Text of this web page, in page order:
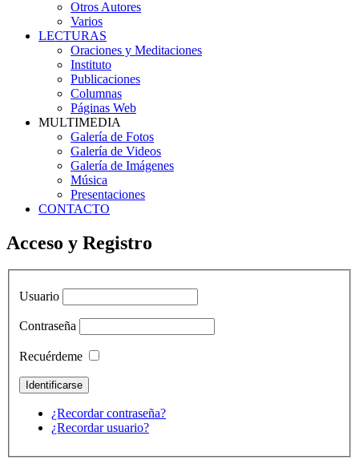
Otros Autores
Varios
LECTURAS
Oraciones y Meditaciones
Instituto
Publicaciones
Columnas
Páginas Web
MULTIMEDIA
Galería de Fotos
Galería de Videos
Galería de Imágenes
Música
Presentaciones
CONTACTO
Acceso y Registro
Usuario
Contraseña
Recuérdeme
¿Recordar contraseña?
¿Recordar usuario?